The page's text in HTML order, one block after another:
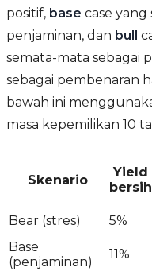
positif, base case yang
penjaminan, dan bull
semata-mata sebagai
sebagai pembenaran
bawah ini
masa kepemilikan 10
Skenario
Yield
bersih
Bear (stres) 5%
Base
(penjaminan)
11%